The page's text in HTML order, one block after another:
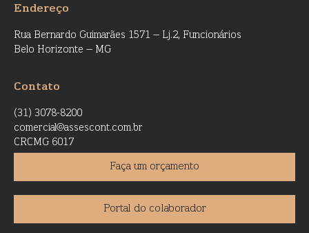
Endereço
Rua Bernardo Guimarães 1571 – Lj.2, Funcionários
Belo Horizonte – MG
Contato
(31) 3078-8200
comercial@assescont.com.br
CRCMG 6017
Faça um orçamento
Portal do colaborador